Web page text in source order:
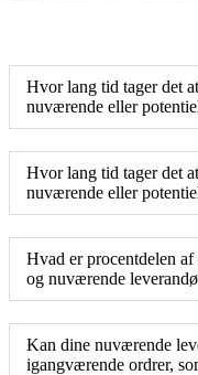
Hvor lang tid tager det
nuværende eller
Hvor lang tid tager det
nuværende eller
Hvad er procentdelen
og nuværende
Kan dine nuværende
igangværende ordrer,